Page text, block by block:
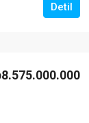
Detil